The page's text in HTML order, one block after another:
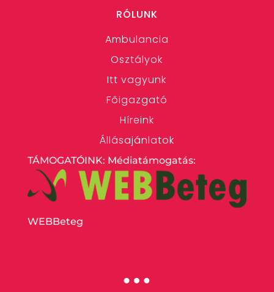
RÓLUNK
Ambulancia
Osztályok
Itt vagyunk
Főigazgató
Híreink
Állásajánlatok
TÁMOGATÓINK: Médiatámogatás:
WEBBeteg
…